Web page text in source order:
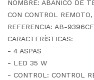
NOMBRE: ABANICO DE
CON CONTROL
REFERENCIA: AB-
CARACTERÍSTICAS:
- 4 ASPAS
- LED 35 W
- CONTROL: CONTROL